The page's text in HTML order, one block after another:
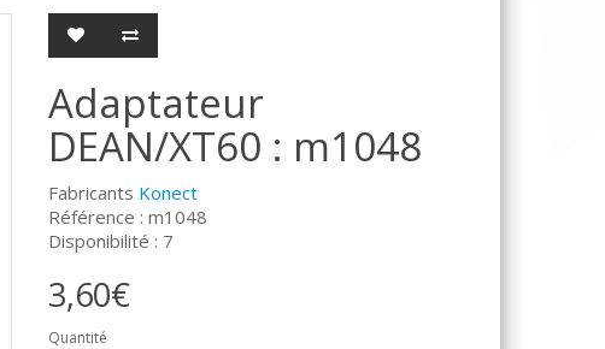
Adaptateur
DEAN/XT60 : m1048
Fabricants Konect
Référence : m1048
Disponibilité : 7
3,60€
Quantité